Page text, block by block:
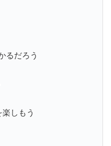
るだろう
しもう